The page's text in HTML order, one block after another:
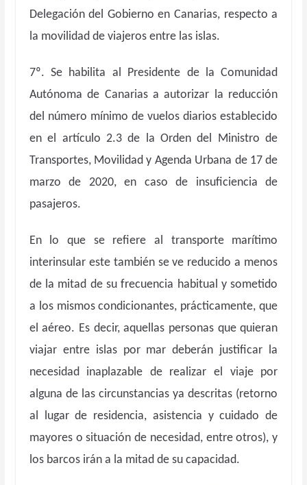
Delegación del Gobierno en Canarias, respecto a
la movilidad de viajeros entre las islas.
7º. Se habilita al Presidente de la Comunidad
Autónoma de Canarias a autorizar la reducción
del número mínimo de vuelos diarios establecido
en el artículo 2.3 de la Orden del Ministro de
Transportes, Movilidad y Agenda Urbana de 17 de
marzo de 2020, en caso de insuficiencia de
pasajeros.
En lo que se refiere al transporte marítimo
interinsular este también se ve reducido a menos
de la mitad de su frecuencia habitual y sometido
a los mismos condicionantes, prácticamente, que
el aéreo. Es decir, aquellas personas que quieran
viajar entre islas por mar deberán justificar la
necesidad inaplazable de realizar el viaje por
alguna de las circunstancias ya descritas (retorno
al lugar de residencia, asistencia y cuidado de
mayores o situación de necesidad, entre otros), y
los barcos irán a la mitad de su capacidad.